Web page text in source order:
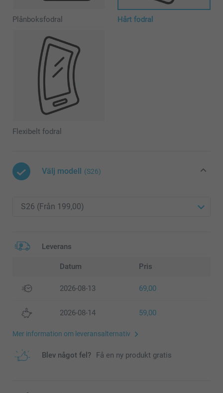
Plånboksfodral Hårt fodral
Flexibelt fodral
Välj modell (S26)
Leverans
Datum Pris
2026-08-13 69,00
2026-08-14 59,00
Mer information om leveransalternativ
Blev något fel? Få en ny produkt gratis